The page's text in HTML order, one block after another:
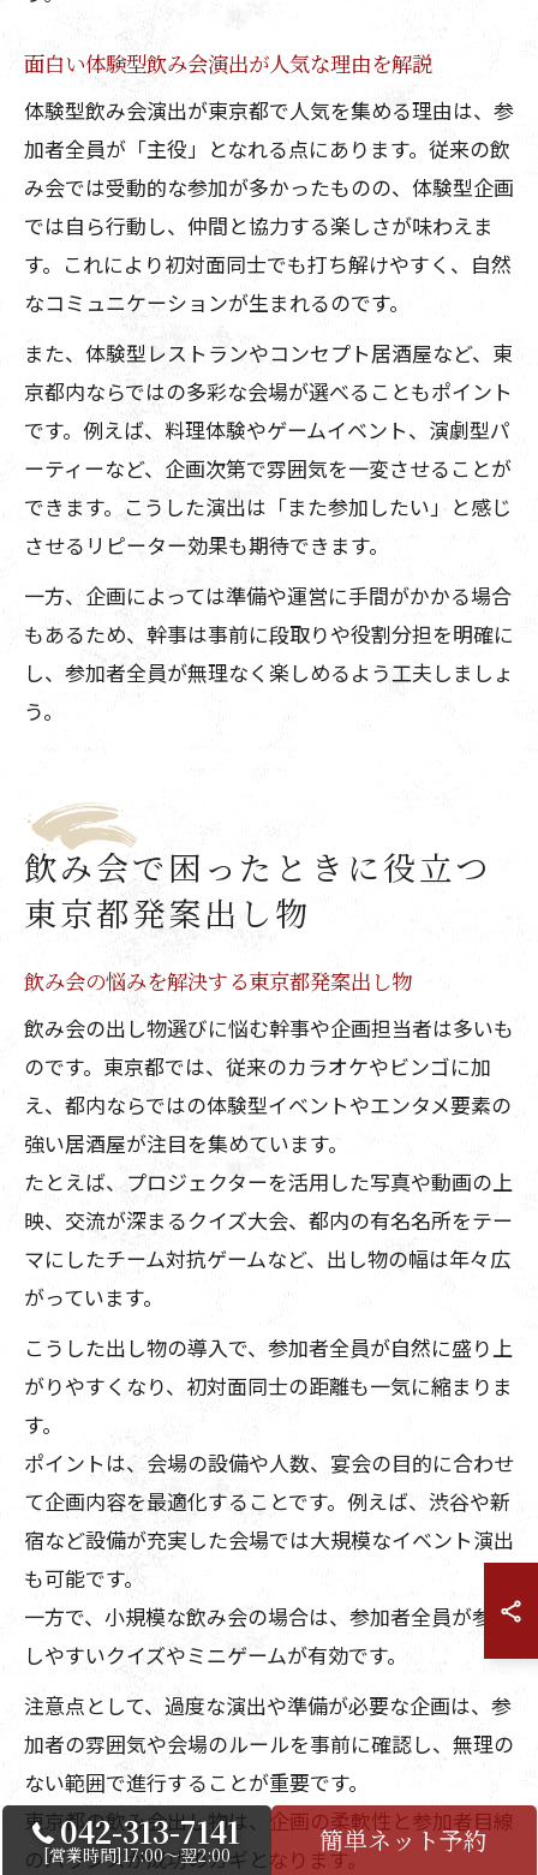
面白い体験型飲み会演出が人気な理由を解説
体験型飲み会演出が東京都で人気を集める理由は、参
加者全員が「主役」となれる点にあります。従来の飲
み会では受動的な参加が多かったものの、体験型企画
では自ら行動し、仲間と協力する楽しさが味わえま
す。これにより初対面同士でも打ち解けやすく、自然
なコミュニケーションが生まれるのです。
また、体験型レストランやコンセプト居酒屋など、東
京都内ならではの多彩な会場が選べることもポイント
です。例えば、料理体験やゲームイベント、演劇型パ
ーティーなど、企画次第で雰囲気を一変させることが
できます。こうした演出は「また参加したい」と感じ
させるリピーター効果も期待できます。
一方、企画によっては準備や運営に手間がかかる場合
もあるため、幹事は事前に段取りや役割分担を明確に
し、参加者全員が無理なく楽しめるよう工夫しましょ
う。
飲み会で困ったときに役立つ
東京都発案出し物
飲み会の悩みを解決する東京都発案出し物
飲み会の出し物選びに悩む幹事や企画担当者は多いも
のです。東京都では、従来のカラオケやビンゴに加
え、都内ならではの体験型イベントやエンタメ要素の
強い居酒屋が注目を集めています。
たとえば、プロジェクターを活用した写真や動画の上
映、交流が深まるクイズ大会、都内の有名名所をテー
マにしたチーム対抗ゲームなど、出し物の幅は年々広
がっています。
こうした出し物の導入で、参加者全員が自然に盛り上
がりやすくなり、初対面同士の距離も一気に縮まりま
す。
ポイントは、会場の設備や人数、宴会の目的に合わせ
て企画内容を最適化することです。例えば、渋谷や新
宿など設備が充実した会場では大規模なイベント演出
も可能です。
一方で、小規模な飲み会の場合は、参加者全員が参加
しやすいクイズやミニゲームが有効です。
注意点として、過度な演出や準備が必要な企画は、参
加者の雰囲気や会場のルールを事前に確認し、無理の
ない範囲で進行することが重要です。
東京都の飲み会出し物は、企画の柔軟性と参加者目線
のバランスが成功のカギとなります。
042-313-7141
[営業時間]17:00～翌2:00 簡単ネット予約